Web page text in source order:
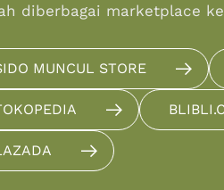
diberbagai marketplace
MUNCUL STORE